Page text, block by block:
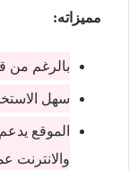
مميزاته:
بالرغم من
سهل
الموقع
والانترنت